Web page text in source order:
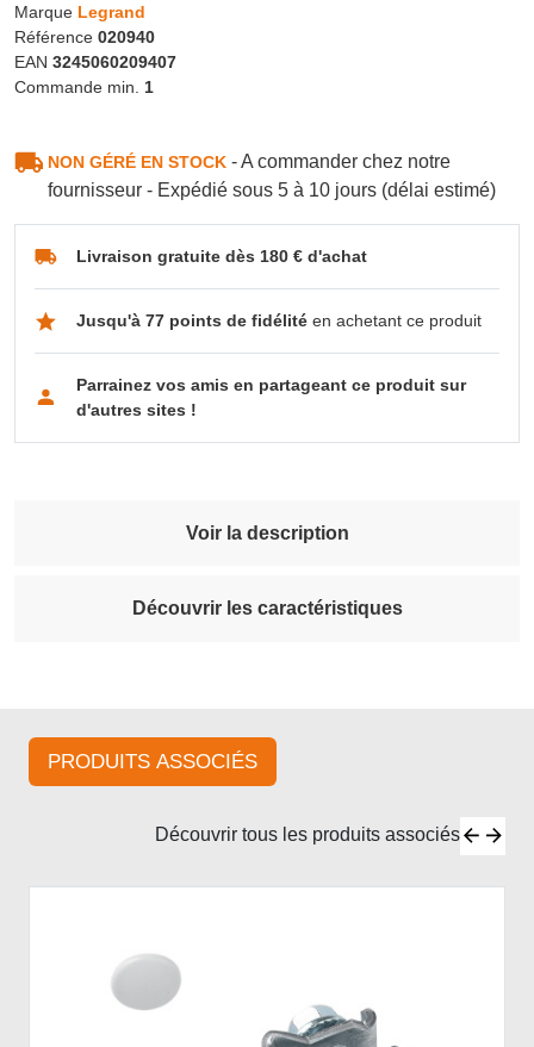
Marque Legrand
Référence 020940
EAN 3245060209407
Commande min. 1
NON GÉRÉ EN STOCK- A commander chez notre
fournisseur - Expédié sous 5 à 10 jours (délai estimé)
Livraison gratuite dès 180 € d'achat
Jusqu'à 77 points de fidélitéen achetant ce produit
Parrainez vos amis en partageant ce produit sur
d'autres sites !
Voir la description
Découvrir les caractéristiques
PRODUITS ASSOCIÉS
Découvrir tous les produits associés